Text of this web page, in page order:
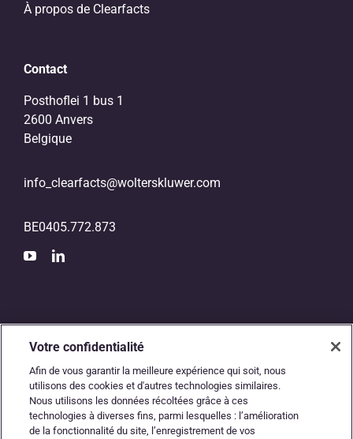
À propos de Clearfacts
Contact
Posthoflei 1 bus 1
2600 Anvers
Belgique
info_clearfacts@wolterskluwer.com
BE0405.772.873
L’autoroute numérique
Votre confidentialité
Afin de vous garantir la meilleure expérience qui soit, nous
utilisons des cookies et d'autres technologies similaires.
Nous utilisons les données récoltées grâce à ces
technologies à diverses fins, parmi lesquelles : l’amélioration
de la fonctionnalité du site, l’enregistrement de vos